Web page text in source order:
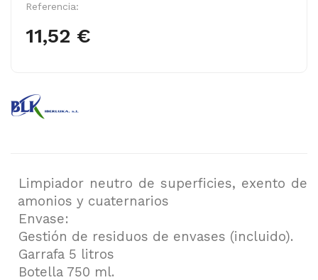
Referencia:
11,52 €
Limpiador neutro de superficies, exento de
amonios y cuaternarios
Envase:
Gestión de residuos de envases (incluido).
Garrafa 5 litros
Botella 750 ml.